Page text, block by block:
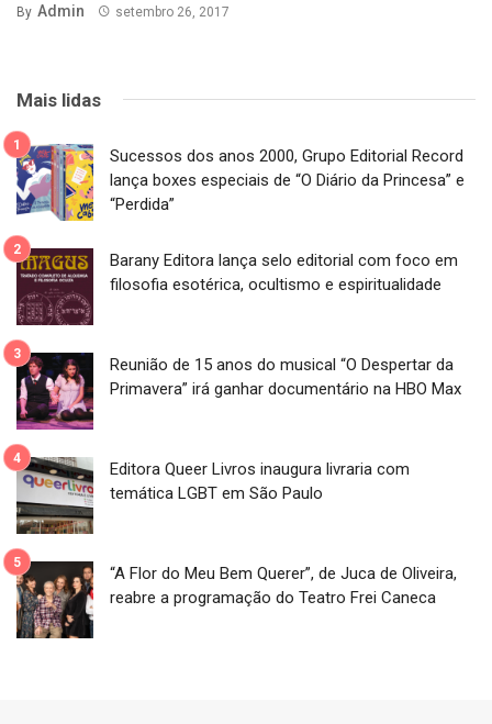
By Admin setembro 26, 2017
Mais lidas
Sucessos dos anos 2000, Grupo Editorial Record
lança boxes especiais de “O Diário da Princesa” e
“Perdida”
Barany Editora lança selo editorial com foco em
filosofia esotérica, ocultismo e espiritualidade
Reunião de 15 anos do musical “O Despertar da
Primavera” irá ganhar documentário na HBO Max
Editora Queer Livros inaugura livraria com
temática LGBT em São Paulo
“A Flor do Meu Bem Querer”, de Juca de Oliveira,
reabre a programação do Teatro Frei Caneca